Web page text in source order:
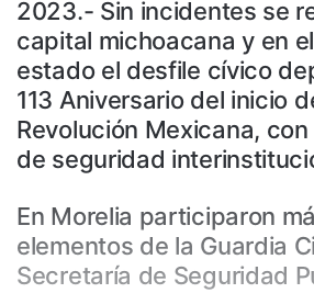
2023.- Sin incidentes se
capital michoacana y en
estado el desfile cívico
113 Aniversario del inicio
Revolución Mexicana,
de seguridad
En Morelia participaron
elementos de la Guardia
Secretaría de Seguridad